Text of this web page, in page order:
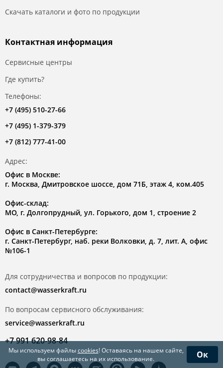
Мы используем файлыcookies! Оставаясь на нашем сайте,
вы соглашаетесь на их использование.
Ок
Скачать каталоги и фото по продукции
Контактная информация
Сервисные центры
Где купить?
Телефоны:
+7 (495) 510-27-66
+7 (495) 1-379-379
+7 (812) 777-41-00
Адрес:
Офис в Москве:
г. Москва, Дмитровское шоссе, дом 71Б, этаж 4, ком.405
Офис-склад:
МО, г. Долгопрудный, ул. Горького, дом 1, строение 2
Офис в Санкт-Петербурге:
г. Санкт-Петербург, наб. реки Волковки, д. 7, лит. А, офис
№106-1
Для сотрудничества и вопросов по продукции:
contact@wasserkraft.ru
По вопросам сервисного обслуживания:
service@wasserkraft.ru
+7 991 620-98-84